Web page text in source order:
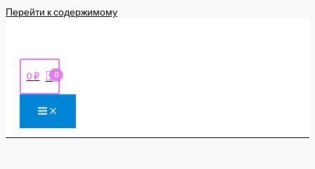
Перейти к содержимому
0₽